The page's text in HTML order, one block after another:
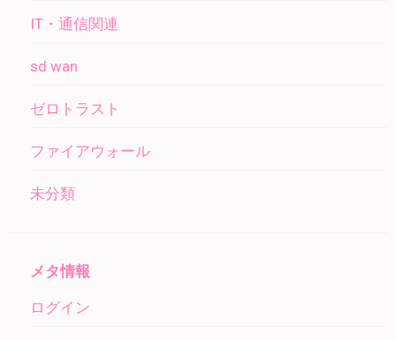
IT・通信関連
sd wan
ゼロトラスト
ファイアウォール
未分類
メタ情報
ログイン